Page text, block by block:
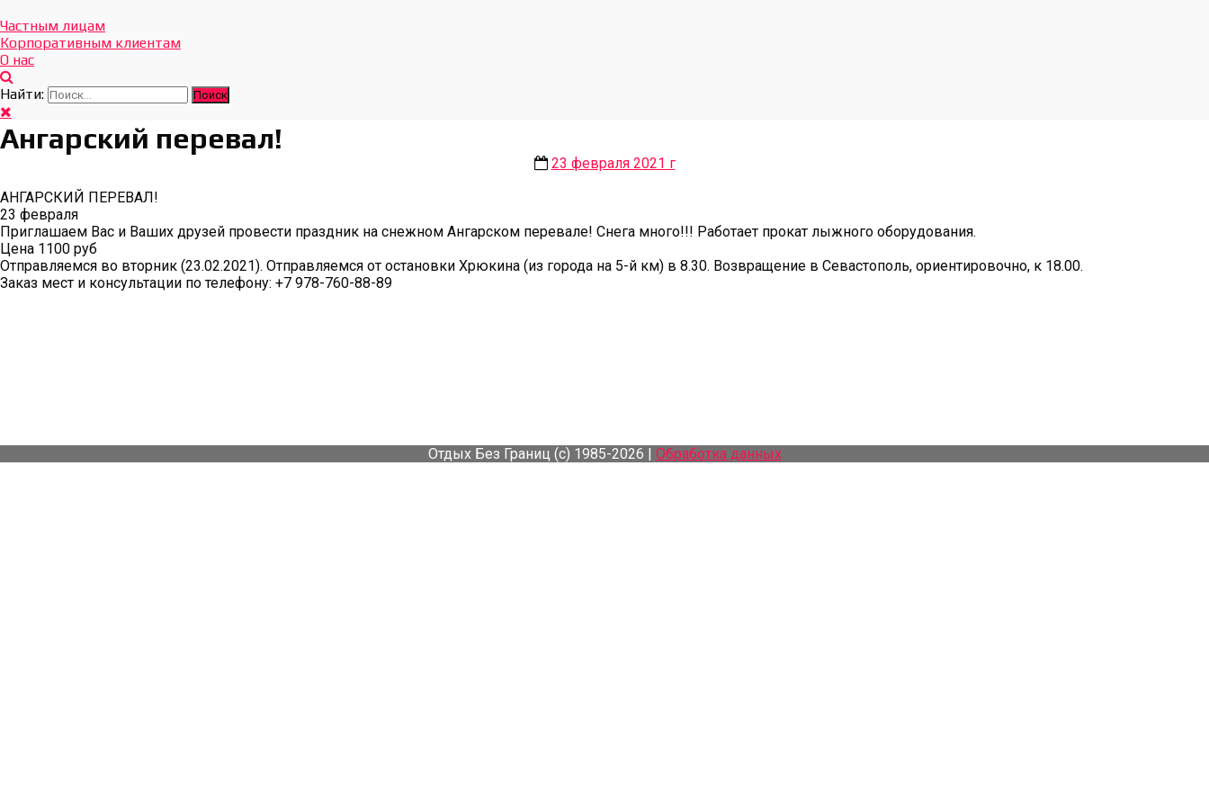
Отдых Без Границ
Эксклюзивные экскурсии по Севастополю и Крыму
Частным лицам
Корпоративным клиентам
О нас
Найти:
Ангарский перевал!
23 февраля 2021 г
АНГАРСКИЙ ПЕРЕВАЛ!
23 февраля
Приглашаем Вас и Ваших друзей провести праздник на снежном Ангарском перевале! Снега много!!! Работает прокат лыжного оборудования.
Цена 1100 руб
Отправляемся во вторник (23.02.2021). Отправляемся от остановки Хрюкина (из города на 5-й км) в 8.30. Возвращение в Севастополь, ориентировочно, к 18.00.
Заказ мест и консультации по телефону: +7 978-760-88-89
Отдых Без Границ (с) 1985-2026 | Обработка данных